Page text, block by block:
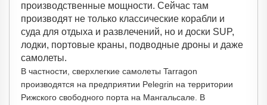
производственные мощности. Сейчас там
производят не только классические корабли и
суда для отдыха и развлечений, но и доски SUP,
лодки, портовые краны, подводные дроны и даже
самолеты.
В частности, сверхлегкие самолеты Tarragon
производятся на предприятии Pelegrin на территории
Рижского свободного порта на Мангальсале. В